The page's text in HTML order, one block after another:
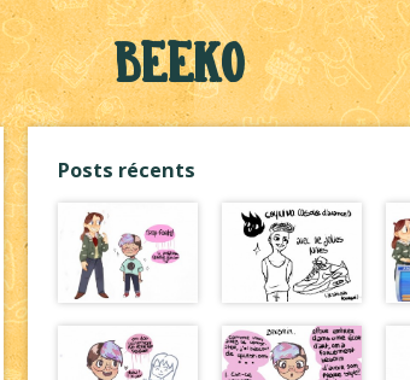
Beeko
Posts récents